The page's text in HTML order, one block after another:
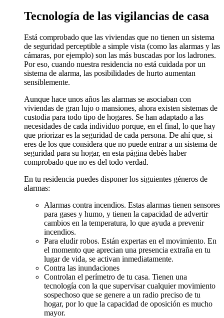
Tecnología de las vigilancias de casa
Está comprobado que las viviendas que no tienen un sistema
de seguridad perceptible a simple vista (como las alarmas y las
cámaras, por ejemplo) son las más buscadas por los ladrones.
Por eso, cuando nuestra residencia no está cuidada por un
sistema de alarma, las posibilidades de hurto aumentan
sensiblemente.
Aunque hace unos años las alarmas se asociaban con
viviendas de gran lujo o mansiones, ahora existen sistemas de
custodia para todo tipo de hogares. Se han adaptado a las
necesidades de cada individuo porque, en el final, lo que hay
que priorizar es la seguridad de cada persona. De ahí que, si
eres de los que considera que no puede entrar a un sistema de
seguridad para su hogar, en esta página debés haber
comprobado que no es del todo verdad.
En tu residencia puedes disponer los siguientes géneros de
alarmas:
Alarmas contra incendios. Estas alarmas tienen sensores
para gases y humo, y tienen la capacidad de advertir
cambios en la temperatura, lo que ayuda a prevenir
incendios.
Para eludir robos. Están expertas en el movimiento. En
el momento que aprecian una presencia extraña en tu
lugar de vida, se activan inmediatamente.
Contra las inundaciones
Controlan el perímetro de tu casa. Tienen una
tecnología con la que supervisar cualquier movimiento
sospechoso que se genere a un radio preciso de tu
hogar, por lo que la capacidad de oposición es mucho
mayor.